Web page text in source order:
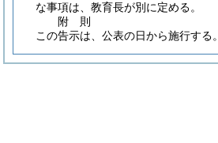
な事項は、教育長が別に定める。
附 則
この告示は、公表の日から施行する。